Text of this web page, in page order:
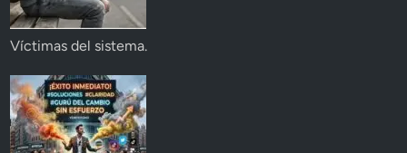
Víctimas del sistema.